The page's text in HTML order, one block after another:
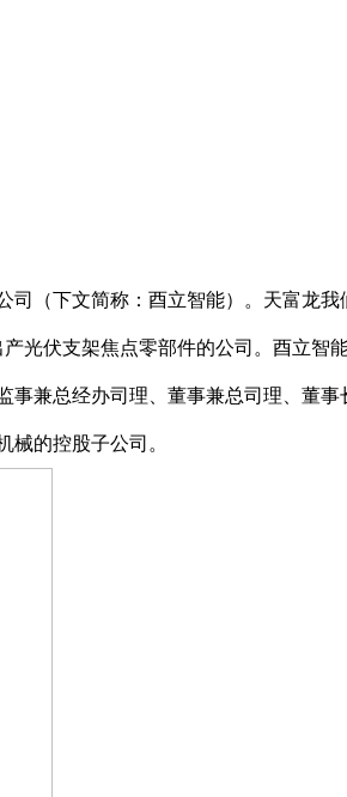
下文简称：酉立智能）。天富龙我
光伏支架焦点零部件的公司。酉立智
兼总经办司理、董事兼总司理、董
的控股子公司。